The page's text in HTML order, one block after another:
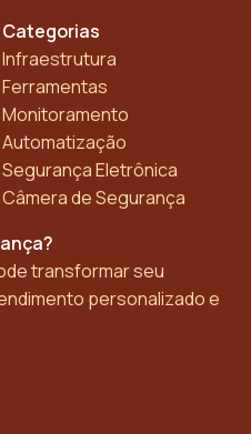
Categorias
Infraestrutura
Ferramentas
Monitoramento
Automatização
Segurança Eletrônica
Câmera de Segurança
transformar seu
personalizado e